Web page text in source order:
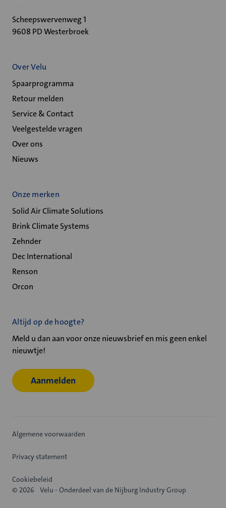
Scheepswervenweg 1
9608 PD Westerbroek
Over Velu
Spaarprogramma
Retour melden
Service & Contact
Veelgestelde vragen
Over ons
Nieuws
Onze merken
Solid Air Climate Solutions
Brink Climate Systems
Zehnder
Dec International
Renson
Orcon
Altijd op de hoogte?
Meld u dan aan voor onze nieuwsbrief en mis geen enkel
nieuwtje!
Aanmelden
Algemene voorwaarden
Privacy statement
Cookiebeleid
© 2026
Velu - Onderdeel van de Nijburg Industry Group